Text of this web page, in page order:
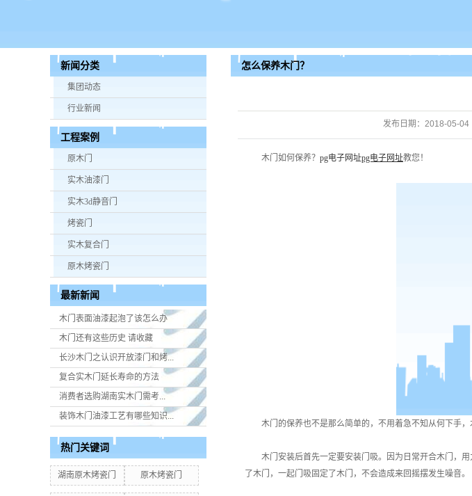
新闻分类
集团动态
行业新闻
工程案例
原木门
实木油漆门
实木3d静音门
烤瓷门
实木复合门
原木烤瓷门
最新新闻
木门表面油漆起泡了该怎么办
木门还有这些历史 请收藏
长沙木门之认识开放漆门和烤...
复合实木门延长寿命的方法
消费者选购湖南实木门​需考...
装饰木门油漆工艺有哪些知识...
热门关键词
湖南原木烤瓷门 原木烤瓷门
怎么保养木门？
发布日期： 2018-05-04
木门如何保养？ pg电子网址pg电子网址教您！
木门的保养也不是那么简单的，不用着急不知从何下手，
木门安装后首先一定要安装门吸。因为日常开合木门，用
了木门，一起门吸固定了木门，不会造成来回摇摆发生噪音。